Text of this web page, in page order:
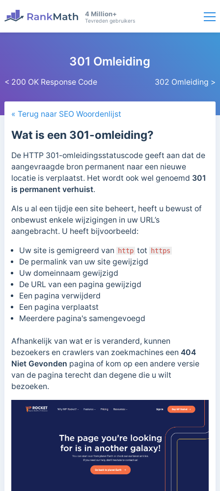
4 Million+
Tevreden gebruikers
< 200 OK Response Code
301 Omleiding
302 Omleiding >
« Terug naar SEO Woordenlijst
Wat is een 301-omleiding?
De HTTP 301-omleidingsstatuscode geeft aan dat de
aangevraagde bron permanent naar een nieuwe
locatie is verplaatst. Het wordt ook wel genoemd 301
is permanent verhuist.
Als u al een tijdje een site beheert, heeft u bewust of
onbewust enkele wijzigingen in uw URL’s
aangebracht. U heeft bijvoorbeeld:
Uw site is gemigreerd van http tot https
De permalink van uw site gewijzigd
Uw domeinnaam gewijzigd
De URL van een pagina gewijzigd
Een pagina verwijderd
Een pagina verplaatst
Meerdere pagina's samengevoegd
Afhankelijk van wat er is veranderd, kunnen
bezoekers en crawlers van zoekmachines een 404
Niet Gevonden pagina of kom op een andere versie
van de pagina terecht dan degene die u wilt
bezoeken.